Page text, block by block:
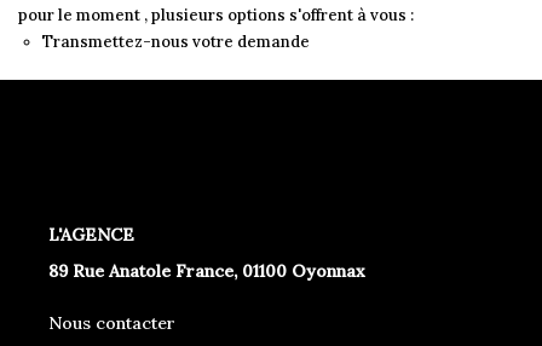
pour le moment , plusieurs options s'offrent à vous :
Transmettez-nous votre demande
L'AGENCE
89 Rue Anatole France, 01100 Oyonnax
Nous contacter